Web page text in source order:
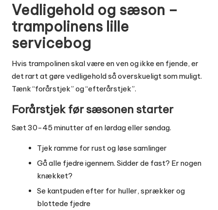
Vedligehold og sæson –
trampolinens lille
servicebog
Hvis trampolinen skal være en ven og ikke en fjende, er
det rart at gøre vedligehold så overskueligt som muligt.
Tænk “forårstjek” og “efterårstjek”.
Forårstjek før sæsonen starter
Sæt 30-45 minutter af en lørdag eller søndag.
Tjek ramme for rust og løse samlinger
Gå alle fjedre igennem. Sidder de fast? Er nogen
knækket?
Se kantpuden efter for huller, sprækker og
blottede fjedre